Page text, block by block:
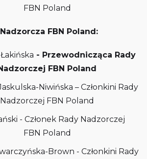
FBN Poland
FBN Poland:
- Przewodnicząca Rady
FBN Poland
Niwińska – Członkini Rady
Nadzorczej FBN Poland
- Członek Rady Nadzorczej
FBN Poland
Brown - Członkini Rady